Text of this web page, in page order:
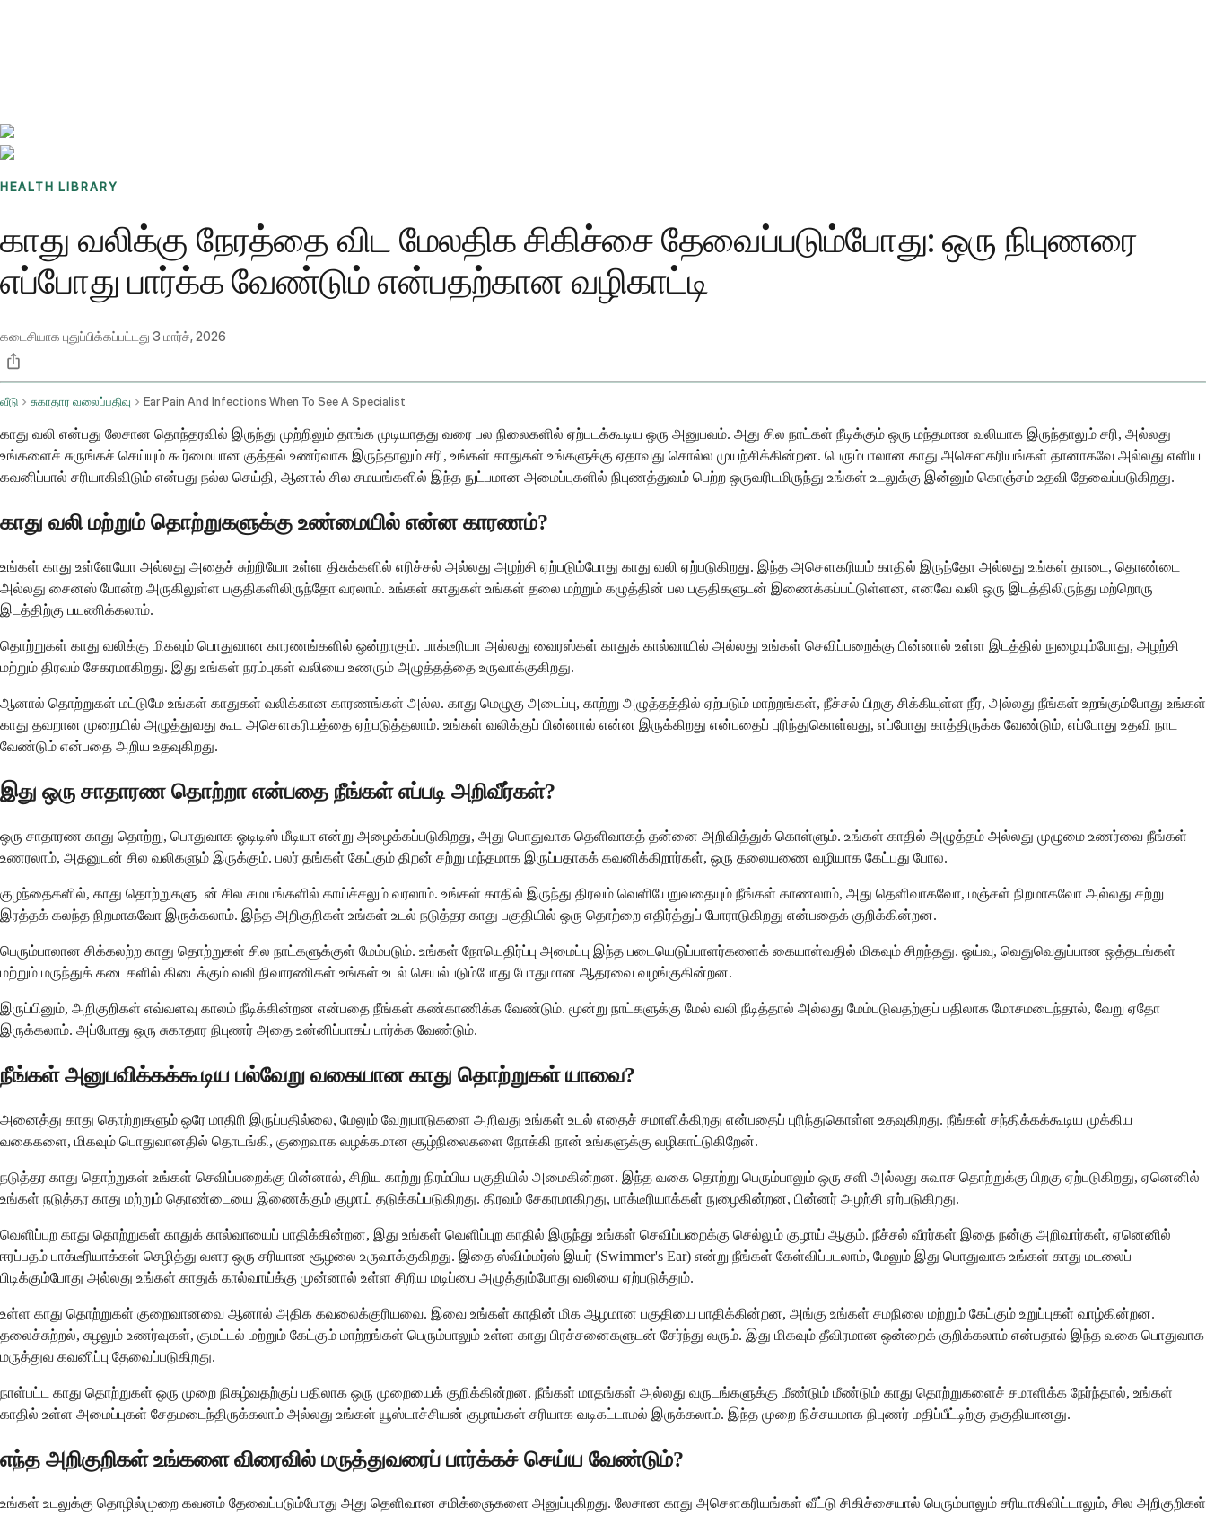
HEALTH LIBRARY
காது வலிக்கு நேரத்தை விட மேலதிக சிகிச்சை தேவைப்படும்போது: ஒரு நிபுணரை
எப்போது பார்க்க வேண்டும் என்பதற்கான வழிகாட்டி
கடைசியாக புதுப்பிக்கப்பட்டது 3 மார்ச், 2026
வீடு சுகாதார வலைப்பதிவு Ear Pain And Infections When To See A Specialist
காது வலி என்பது லேசான தொந்தரவில் இருந்து முற்றிலும் தாங்க முடியாதது வரை பல நிலைகளில் ஏற்படக்கூடிய ஒரு அனுபவம். அது சில நாட்கள் நீடிக்கும் ஒரு மந்தமான வலியாக இருந்தாலும் சரி, அல்லது
உங்களைச் சுருங்கச் செய்யும் கூர்மையான குத்தல் உணர்வாக இருந்தாலும் சரி, உங்கள் காதுகள் உங்களுக்கு ஏதாவது சொல்ல முயற்சிக்கின்றன. பெரும்பாலான காது அசௌகரியங்கள் தானாகவே அல்லது எளிய
கவனிப்பால் சரியாகிவிடும் என்பது நல்ல செய்தி, ஆனால் சில சமயங்களில் இந்த நுட்பமான அமைப்புகளில் நிபுணத்துவம் பெற்ற ஒருவரிடமிருந்து உங்கள் உடலுக்கு இன்னும் கொஞ்சம் உதவி தேவைப்படுகிறது.
காது வலி மற்றும் தொற்றுகளுக்கு உண்மையில் என்ன காரணம்?
உங்கள் காது உள்ளேயோ அல்லது அதைச் சுற்றியோ உள்ள திசுக்களில் எரிச்சல் அல்லது அழற்சி ஏற்படும்போது காது வலி ஏற்படுகிறது. இந்த அசௌகரியம் காதில் இருந்தோ அல்லது உங்கள் தாடை, தொண்டை
அல்லது சைனஸ் போன்ற அருகிலுள்ள பகுதிகளிலிருந்தோ வரலாம். உங்கள் காதுகள் உங்கள் தலை மற்றும் கழுத்தின் பல பகுதிகளுடன் இணைக்கப்பட்டுள்ளன, எனவே வலி ஒரு இடத்திலிருந்து மற்றொரு
இடத்திற்கு பயணிக்கலாம்.
தொற்றுகள் காது வலிக்கு மிகவும் பொதுவான காரணங்களில் ஒன்றாகும். பாக்டீரியா அல்லது வைரஸ்கள் காதுக் கால்வாயில் அல்லது உங்கள் செவிப்பறைக்கு பின்னால் உள்ள இடத்தில் நுழையும்போது, அழற்சி
மற்றும் திரவம் சேகரமாகிறது. இது உங்கள் நரம்புகள் வலியை உணரும் அழுத்தத்தை உருவாக்குகிறது.
ஆனால் தொற்றுகள் மட்டுமே உங்கள் காதுகள் வலிக்கான காரணங்கள் அல்ல. காது மெழுகு அடைப்பு, காற்று அழுத்தத்தில் ஏற்படும் மாற்றங்கள், நீச்சல் பிறகு சிக்கியுள்ள நீர், அல்லது நீங்கள் உறங்கும்போது உங்கள்
காது தவறான முறையில் அழுத்துவது கூட அசௌகரியத்தை ஏற்படுத்தலாம். உங்கள் வலிக்குப் பின்னால் என்ன இருக்கிறது என்பதைப் புரிந்துகொள்வது, எப்போது காத்திருக்க வேண்டும், எப்போது உதவி நாட
வேண்டும் என்பதை அறிய உதவுகிறது.
இது ஒரு சாதாரண தொற்றா என்பதை நீங்கள் எப்படி அறிவீர்கள்?
ஒரு சாதாரண காது தொற்று, பொதுவாக ஓடிடிஸ் மீடியா என்று அழைக்கப்படுகிறது, அது பொதுவாக தெளிவாகத் தன்னை அறிவித்துக் கொள்ளும். உங்கள் காதில் அழுத்தம் அல்லது முழுமை உணர்வை நீங்கள்
உணரலாம், அதனுடன் சில வலிகளும் இருக்கும். பலர் தங்கள் கேட்கும் திறன் சற்று மந்தமாக இருப்பதாகக் கவனிக்கிறார்கள், ஒரு தலையணை வழியாக கேட்பது போல.
குழந்தைகளில், காது தொற்றுகளுடன் சில சமயங்களில் காய்ச்சலும் வரலாம். உங்கள் காதில் இருந்து திரவம் வெளியேறுவதையும் நீங்கள் காணலாம், அது தெளிவாகவோ, மஞ்சள் நிறமாகவோ அல்லது சற்று
இரத்தக் கலந்த நிறமாகவோ இருக்கலாம். இந்த அறிகுறிகள் உங்கள் உடல் நடுத்தர காது பகுதியில் ஒரு தொற்றை எதிர்த்துப் போராடுகிறது என்பதைக் குறிக்கின்றன.
பெரும்பாலான சிக்கலற்ற காது தொற்றுகள் சில நாட்களுக்குள் மேம்படும். உங்கள் நோயெதிர்ப்பு அமைப்பு இந்த படையெடுப்பாளர்களைக் கையாள்வதில் மிகவும் சிறந்தது. ஓய்வு, வெதுவெதுப்பான ஒத்தடங்கள்
மற்றும் மருந்துக் கடைகளில் கிடைக்கும் வலி நிவாரணிகள் உங்கள் உடல் செயல்படும்போது போதுமான ஆதரவை வழங்குகின்றன.
இருப்பினும், அறிகுறிகள் எவ்வளவு காலம் நீடிக்கின்றன என்பதை நீங்கள் கண்காணிக்க வேண்டும். மூன்று நாட்களுக்கு மேல் வலி நீடித்தால் அல்லது மேம்படுவதற்குப் பதிலாக மோசமடைந்தால், வேறு ஏதோ
இருக்கலாம். அப்போது ஒரு சுகாதார நிபுணர் அதை உன்னிப்பாகப் பார்க்க வேண்டும்.
நீங்கள் அனுபவிக்கக்கூடிய பல்வேறு வகையான காது தொற்றுகள் யாவை?
அனைத்து காது தொற்றுகளும் ஒரே மாதிரி இருப்பதில்லை, மேலும் வேறுபாடுகளை அறிவது உங்கள் உடல் எதைச் சமாளிக்கிறது என்பதைப் புரிந்துகொள்ள உதவுகிறது. நீங்கள் சந்திக்கக்கூடிய முக்கிய
வகைகளை, மிகவும் பொதுவானதில் தொடங்கி, குறைவாக வழக்கமான சூழ்நிலைகளை நோக்கி நான் உங்களுக்கு வழிகாட்டுகிறேன்.
நடுத்தர காது தொற்றுகள் உங்கள் செவிப்பறைக்கு பின்னால், சிறிய காற்று நிரம்பிய பகுதியில் அமைகின்றன. இந்த வகை தொற்று பெரும்பாலும் ஒரு சளி அல்லது சுவாச தொற்றுக்கு பிறகு ஏற்படுகிறது, ஏனெனில்
உங்கள் நடுத்தர காது மற்றும் தொண்டையை இணைக்கும் குழாய் தடுக்கப்படுகிறது. திரவம் சேகரமாகிறது, பாக்டீரியாக்கள் நுழைகின்றன, பின்னர் அழற்சி ஏற்படுகிறது.
வெளிப்புற காது தொற்றுகள் காதுக் கால்வாயைப் பாதிக்கின்றன, இது உங்கள் வெளிப்புற காதில் இருந்து உங்கள் செவிப்பறைக்கு செல்லும் குழாய் ஆகும். நீச்சல் வீரர்கள் இதை நன்கு அறிவார்கள், ஏனெனில்
ஈரப்பதம் பாக்டீரியாக்கள் செழித்து வளர ஒரு சரியான சூழலை உருவாக்குகிறது. இதை ஸ்விம்மர்ஸ் இயர் (Swimmer's Ear) என்று நீங்கள் கேள்விப்படலாம், மேலும் இது பொதுவாக உங்கள் காது மடலைப்
பிடிக்கும்போது அல்லது உங்கள் காதுக் கால்வாய்க்கு முன்னால் உள்ள சிறிய மடிப்பை அழுத்தும்போது வலியை ஏற்படுத்தும்.
உள்ள காது தொற்றுகள் குறைவானவை ஆனால் அதிக கவலைக்குரியவை. இவை உங்கள் காதின் மிக ஆழமான பகுதியை பாதிக்கின்றன, அங்கு உங்கள் சமநிலை மற்றும் கேட்கும் உறுப்புகள் வாழ்கின்றன.
தலைச்சுற்றல், சுழலும் உணர்வுகள், குமட்டல் மற்றும் கேட்கும் மாற்றங்கள் பெரும்பாலும் உள்ள காது பிரச்சனைகளுடன் சேர்ந்து வரும். இது மிகவும் தீவிரமான ஒன்றைக் குறிக்கலாம் என்பதால் இந்த வகை பொதுவாக
மருத்துவ கவனிப்பு தேவைப்படுகிறது.
நாள்பட்ட காது தொற்றுகள் ஒரு முறை நிகழ்வதற்குப் பதிலாக ஒரு முறையைக் குறிக்கின்றன. நீங்கள் மாதங்கள் அல்லது வருடங்களுக்கு மீண்டும் மீண்டும் காது தொற்றுகளைச் சமாளிக்க நேர்ந்தால், உங்கள்
காதில் உள்ள அமைப்புகள் சேதமடைந்திருக்கலாம் அல்லது உங்கள் யூஸ்டாச்சியன் குழாய்கள் சரியாக வடிகட்டாமல் இருக்கலாம். இந்த முறை நிச்சயமாக நிபுணர் மதிப்பீட்டிற்கு தகுதியானது.
எந்த அறிகுறிகள் உங்களை விரைவில் மருத்துவரைப் பார்க்கச் செய்ய வேண்டும்?
உங்கள் உடலுக்கு தொழில்முறை கவனம் தேவைப்படும்போது அது தெளிவான சமிக்ஞைகளை அனுப்புகிறது. லேசான காது அசௌகரியங்கள் வீட்டு சிகிச்சையால் பெரும்பாலும் சரியாகிவிட்டாலும், சில அறிகுறிகள்